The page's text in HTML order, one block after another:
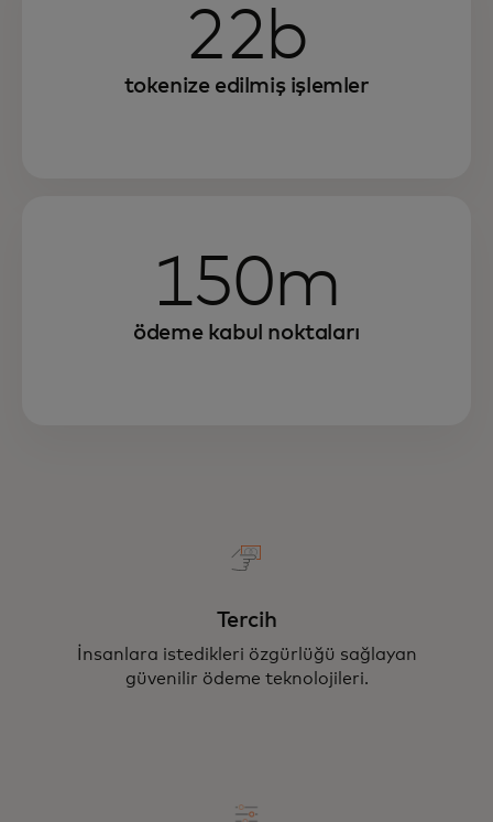
22b
tokenize edilmiş işlemler
150m
ödeme kabul noktaları
Tercih
İnsanlara istedikleri özgürlüğü sağlayan
güvenilir ödeme teknolojileri.